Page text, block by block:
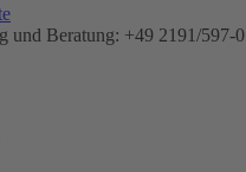
und Beratung: +49 2191/597-0